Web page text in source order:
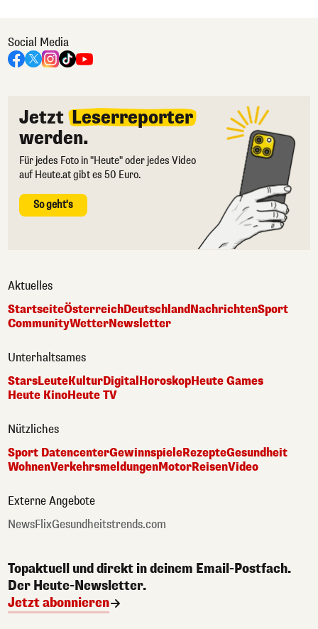
Social Media
Jetzt Leserreporter
werden.
Für jedes Foto in "Heute" oder jedes Video
auf Heute.at gibt es 50 Euro.
So geht's
Aktuelles
StartseiteÖsterreichDeutschlandNachrichtenSport
CommunityWetterNewsletter
Unterhaltsames
StarsLeuteKulturDigital HoroskopHeute Games
Heute KinoHeute TV
Nützliches
Sport DatencenterGewinnspieleRezepteGesundheit
WohnenVerkehrsmeldungenMotorReisenVideo
Externe Angebote
NewsFlixGesundheitstrends.com
Topaktuell und direkt in deinem Email-Postfach.
Der Heute-Newsletter.
Jetzt abonnieren